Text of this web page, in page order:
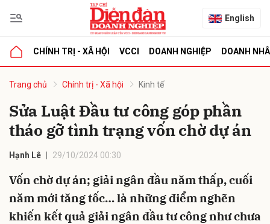
English
CHÍNH TRỊ - XÃ HỘI VCCI DOANH NGHIỆP DOANH
Trang chủ Chính trị - Xã hội Kinh tế
Sửa Luật Đầu tư công góp phần
tháo gỡ tình trạng vốn chờ dự án
Hạnh Lê 29/10/2024 00:30
Vốn chờ dự án; giải ngân đầu năm thấp, cuối
năm mới tăng tốc… là những điểm nghẽn
khiến kết quả giải ngân đầu tư công như chưa
luận
Hủy